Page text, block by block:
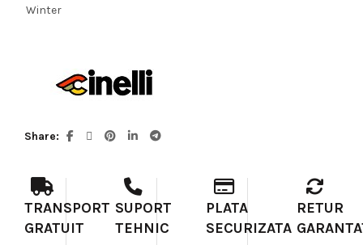
Winter
Share
TRANSPORT
GRATUIT
SUPORT
TEHNIC
PLATA
SECURIZATA
RETUR